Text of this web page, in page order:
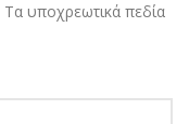
Τα υποχρεωτικά πεδία